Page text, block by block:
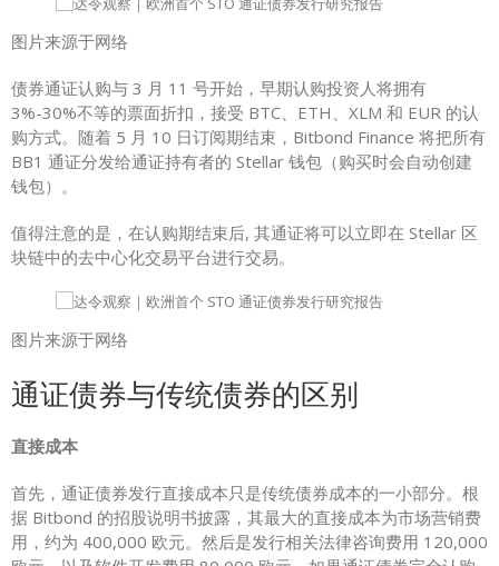
图片来源于网络
债券通证认购与 3 月 11 号开始，早期认购投资人将拥有
3%-30%不等的票面折扣，接受 BTC、ETH、XLM 和 EUR 的认
购方式。随着 5 月 10 日订阅期结束，Bitbond Finance 将把所有
BB1 通证分发给通证持有者的 Stellar 钱包（购买时会自动创建
钱包）。
值得注意的是，在认购期结束后, 其通证将可以立即在 Stellar 区
块链中的去中心化交易平台进行交易。
图片来源于网络
通证债券与传统债券的区别
直接成本
首先，通证债券发行直接成本只是传统债券成本的一小部分。根
据 Bitbond 的招股说明书披露，其最大的直接成本为市场营销费
用，约为 400,000 欧元。然后是发行相关法律咨询费用 120,000